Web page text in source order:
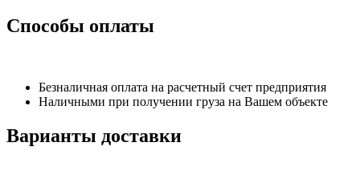
Способы оплаты
Безналичная оплата на расчетный счет предприятия
Наличными при получении груза на Вашем объекте
Варианты доставки